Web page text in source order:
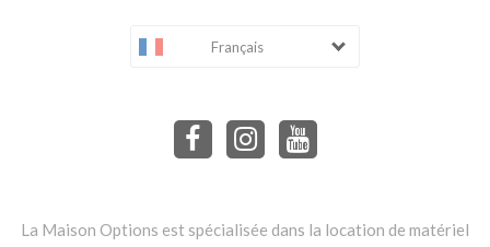
Français
La Maison Options est spécialisée dans la location de matériel